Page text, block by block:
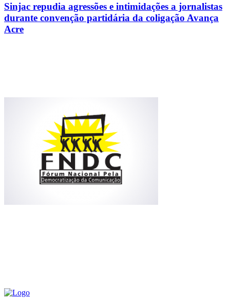
Sinjac repudia agressões e intimidações a jornalistas
durante convenção partidária da coligação Avança
Acre